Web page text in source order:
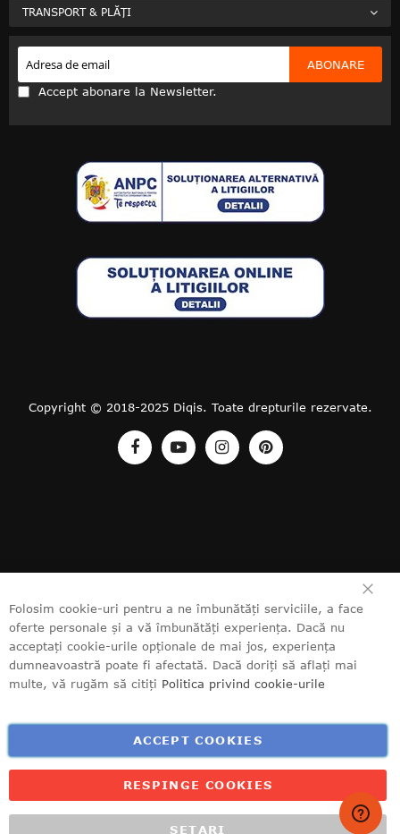
TRANSPORT & PLĂȚI
ABONARE
Accept abonare la Newsletter.
Copyright © 2018-2025 Diqis. Toate drepturile rezervate.
Folosim cookie-uri pentru a ne îmbunătăți serviciile, a face
oferte personale și a vă îmbunătăți experiența. Dacă nu
acceptați cookie-urile opționale de mai jos, experiența
dumneavoastră poate fi afectată. Dacă doriți să aflați mai
multe, vă rugăm să citiți Politica privind cookie-urile
ACCEPT COOKIES
SETARI
RESPINGE COOKIES